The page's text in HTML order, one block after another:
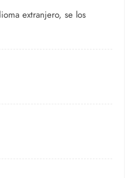
extranjero, se los